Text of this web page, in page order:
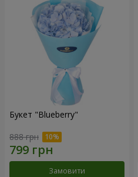
Букет "Blueberry"
888 грн
Замовити